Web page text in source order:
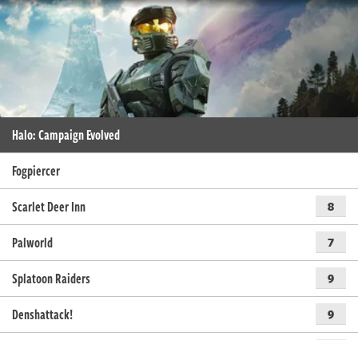
Halo: Campaign Evolved
Fogpiercer
Scarlet Deer Inn
8
Palworld 7
Splatoon Raiders 9
Denshattack! 9